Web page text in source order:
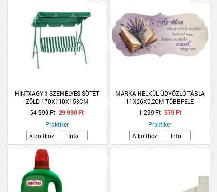
HINTAÁGY 3 SZEMÉLYES SÖTÉT
ZÖLD 170X110X153CM
54 990 Ft 29 990 Ft
Praktiker
A bolthoz
Info
MÁRKA NÉLKÜL ÜDVÖZLŐ TÁBLA
11X26X0,2CM TÖBBFÉLE
LEVENDULA MINTÁBAN
1 299 Ft 579 Ft
Praktiker
A bolthoz
Info